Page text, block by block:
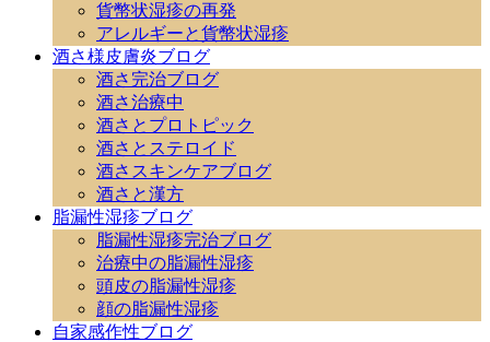
貨幣状湿疹の再発
アレルギーと貨幣状湿疹
酒さ様皮膚炎ブログ
酒さ完治ブログ
酒さ治療中
酒さとプロトピック
酒さとステロイド
酒さスキンケアブログ
酒さと漢方
脂漏性湿疹ブログ
脂漏性湿疹完治ブログ
治療中の脂漏性湿疹
頭皮の脂漏性湿疹
顔の脂漏性湿疹
自家感作性ブログ